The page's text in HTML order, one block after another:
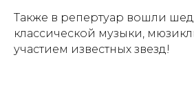
Также в репертуар вошли
классической музыки,
участием известных звезд!